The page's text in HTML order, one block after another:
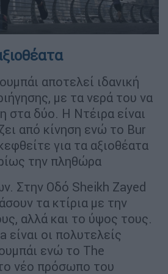
αποτελεί ιδανική
με τα νερά του να
στα δύο. Η Ντέιρα είναι
από κίνηση ενώ το Bur
για τα αξιοθέατα
την πληθώρα
Στην Οδό Sheikh Zayed
τα κτίρια με την
αλλά και το ύψος τους.
είναι οι πολυτελείς
ενώ το The
νέο πρόσωπο του